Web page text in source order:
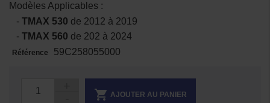
Modèles Applicables :
- TMAX 530 de 2012 à 2019
- TMAX 560 de 202 à 2024
Référence 59C258055000
 AJOUTER AU PANIER